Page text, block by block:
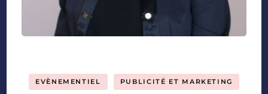
EVÈNEMENTIEL PUBLICITÉ ET MARKETING